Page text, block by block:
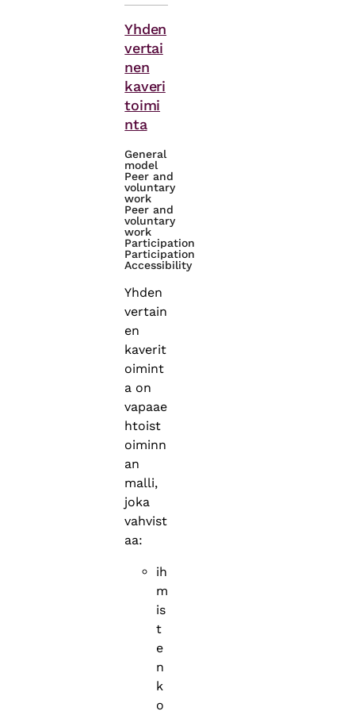
Yhden
vertai
nen
kaveri
toimi
nta
General
model
Peer and
voluntary
work
Peer and
voluntary
work
Participation
Participation
Accessibility
Yhden
vertain
en
kaverit
oimint
a on
vapaae
htoist
oiminn
an
malli,
joka
vahvist
aa:
ih
m
is
t
e
n
k
o